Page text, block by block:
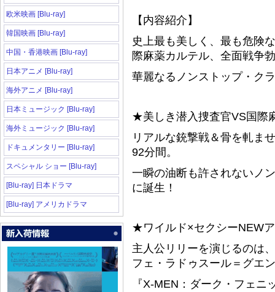
欧米映画 [Blu-ray]
韓国映画 [Blu-ray]
中国・香港映画 [Blu-ray]
日本アニメ [Blu-ray]
海外アニメ [Blu-ray]
日本ミュージック [Blu-ray]
海外ミュージック [Blu-ray]
ドキュメンタリー [Blu-ray]
スペシャル ショー [Blu-ray]
[Blu-ray] 日本ドラマ
[Blu-ray] アメリカドラマ
【内容紹介】
史上最も美しく、最も危険
際麻薬カルテル、全面戦争
華麗なるノンストップ・ク
★美しき潜入捜査官VS国際
リアルな銃撃戦＆骨を軋ま
92分間。
一瞬の油断も許されないノ
に誕生！
★ワイルド×セクシーNEW
主人公リリーを演じるのは
フェ・ラドゥスール＝グエ
『X-MEN：ダーク・フェ